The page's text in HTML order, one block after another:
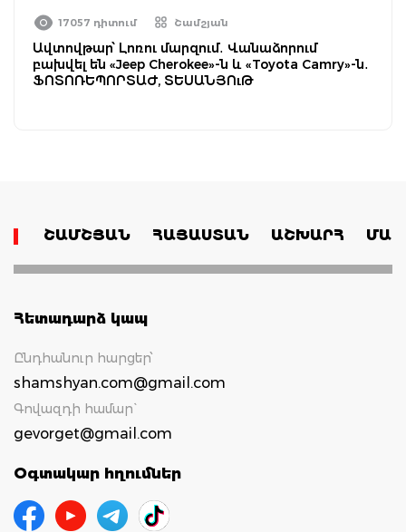
17057 դիտում Շամշյան
Ավտովթար՝ Լոռու մարզում․ Վանաձորում
բախվել են «Jeep Cherokee»-ն և «Toyota Camry»-ն․
ՖՈՏՈՌԵՊՈՐՏԱԺ, ՏԵՍԱՆՅՈւԹ
ՇԱՄՇՅԱՆ ՀԱՅԱՍՏԱՆ ԱՇԽԱՐՀ
Հետադարձ կապ
Ընդհանուր հարցեր՝
shamshyan.com@gmail.com
Գովազդի համար`
gevorget@gmail.com
Օգտակար հղումներ